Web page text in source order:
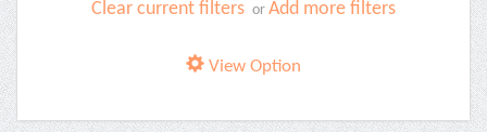
Clear current filters or Add more filters
View Option